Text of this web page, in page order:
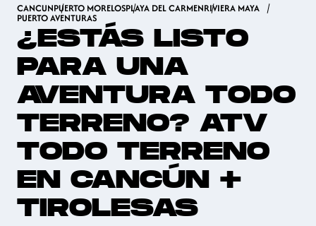
CANCUNPUERTO MORELOSPLAYA DEL CARMENRIVIERA MAYA
PUERTO AVENTURAS
¿ESTÁS LISTO
PARA UNA
AVENTURA TODO
TERRENO? ATV
TODO TERRENO
EN CANCÚN +
TIROLESAS